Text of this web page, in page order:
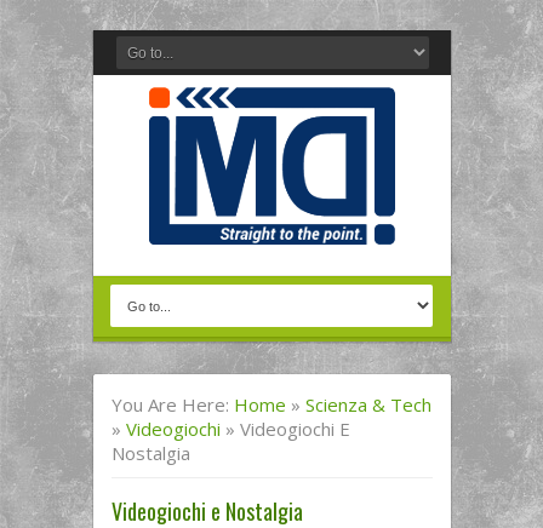
You Are Here: Home » Scienza & Tech
» Videogiochi » Videogiochi E
Nostalgia
Videogiochi e Nostalgia